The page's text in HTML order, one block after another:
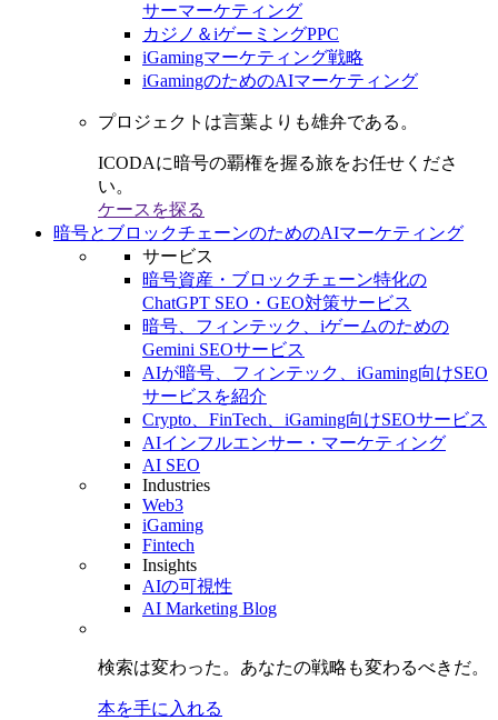
サーマーケティング
カジノ＆iゲーミングPPC
iGamingマーケティング戦略
iGamingのためのAIマーケティング
プロジェクトは言葉よりも雄弁である。
ICODAに暗号の覇権を握る旅をお任せくださ
い。
ケースを探る
暗号とブロックチェーンのためのAIマーケティング
サービス
暗号資産・ブロックチェーン特化の
ChatGPT SEO・GEO対策サービス
暗号、フィンテック、iゲームのための
Gemini SEOサービス
AIが暗号、フィンテック、iGaming向けSEO
サービスを紹介
Crypto、FinTech、iGaming向けSEOサービス
AIインフルエンサー・マーケティング
AI SEO
Industries
Web3
iGaming
Fintech
Insights
AIの可視性
AI Marketing Blog
検索は変わった。 あなたの戦略も変わるべきだ。
本を手に入れる